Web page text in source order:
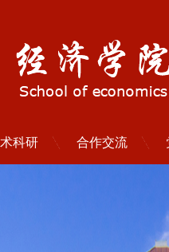
科研 合作交流